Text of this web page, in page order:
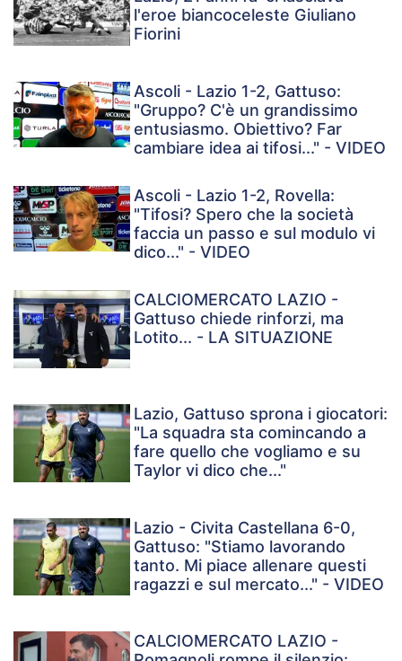
l'eroe biancoceleste Giuliano
Fiorini
Ascoli - Lazio 1-2, Gattuso:
"Gruppo? C'è un grandissimo
entusiasmo. Obiettivo? Far
cambiare idea ai tifosi..." - VIDEO
Ascoli - Lazio 1-2, Rovella:
"Tifosi? Spero che la società
faccia un passo e sul modulo vi
dico..." - VIDEO
CALCIOMERCATO LAZIO -
Gattuso chiede rinforzi, ma
Lotito... - LA SITUAZIONE
Lazio, Gattuso sprona i giocatori:
"La squadra sta comincando a
fare quello che vogliamo e su
Taylor vi dico che..."
Lazio - Civita Castellana 6-0,
Gattuso: "Stiamo lavorando
tanto. Mi piace allenare questi
ragazzi e sul mercato..." - VIDEO
CALCIOMERCATO LAZIO -